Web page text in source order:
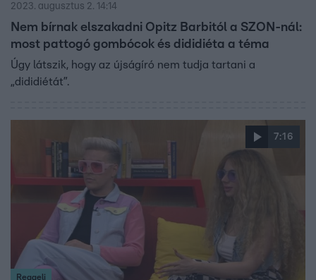
2023. augusztus 2. 14:14
Nem bírnak elszakadni Opitz Barbitól a SZON-nál:
most pattogó gombócok és dididiéta a téma
Úgy látszik, hogy az újságíró nem tudja tartani a
„dididiétát”.
7:16
Reggeli